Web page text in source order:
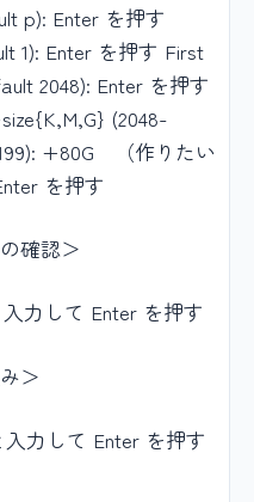
p): Enter を押す
1): Enter を押す First
2048): Enter を押す
(2048-
+80G （作りたい
を押す
確認＞
力して Enter を押す
＞
力して Enter を押す